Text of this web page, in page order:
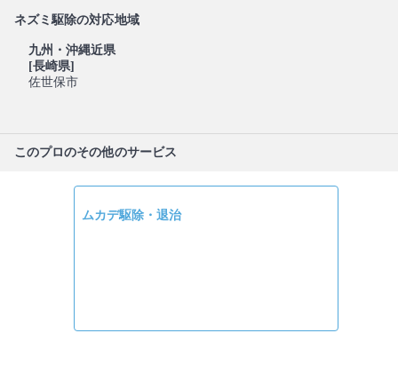
ネズミ駆除の対応地域
九州・沖縄近県
[長崎県]
佐世保市
このプロのその他のサービス
ムカデ駆除・退治